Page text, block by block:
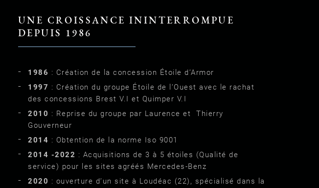
UNE CROISSANCE ININTERROMPUE
DEPUIS 1986
1986 : Création de la concession Étoile d’Armor
1997 : Création du groupe Étoile de l’Ouest avec le rachat
des concessions Brest V.I et Quimper V.I
2010 : Reprise du groupe par Laurence et Thierry
Gouverneur
2014 : Obtention de la norme Iso 9001
2014 -2022 : Acquisitions de 3 à 5 étoiles (Qualité de
service) pour les sites agréés Mercedes-Benz
2020 : ouverture d’un site à Loudéac (22), spécialisé dans la